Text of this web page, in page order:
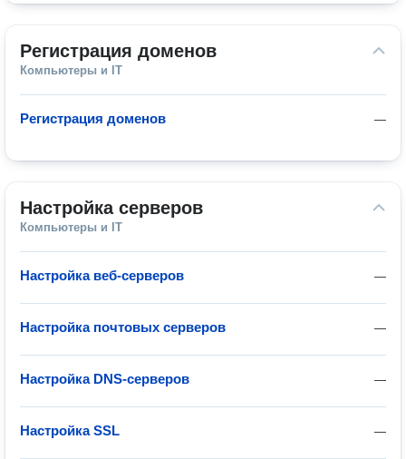
Регистрация доменов
Компьютеры и IT
—
Регистрация доменов
Настройка серверов
Компьютеры и IT
—
Настройка веб-серверов
—
Настройка почтовых серверов
—
Настройка DNS-серверов
—
Настройка SSL